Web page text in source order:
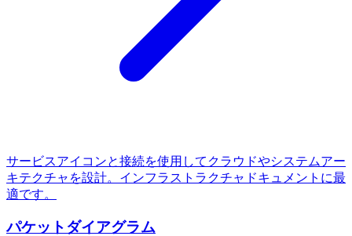
サービスアイコンと接続を使用してクラウドやシステムアー
キテクチャを設計。インフラストラクチャドキュメントに最
適です。
パケットダイアグラム